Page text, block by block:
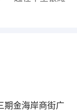
期金海岸商街广